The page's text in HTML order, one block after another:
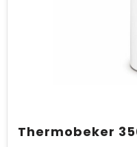
Thermobeker